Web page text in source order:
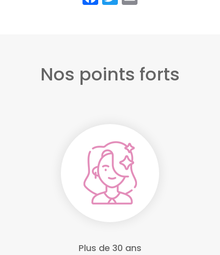
Nos points forts
Plus de 30 ans